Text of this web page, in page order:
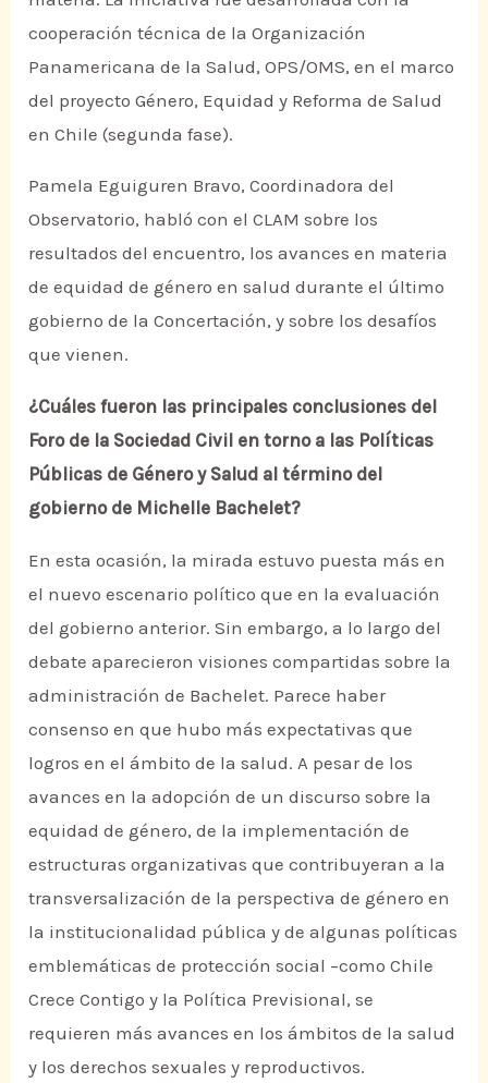
cooperación técnica de la Organización
Panamericana de la Salud, OPS/OMS, en el marco
del proyecto Género, Equidad y Reforma de Salud
en Chile (segunda fase).
Pamela Eguiguren Bravo, Coordinadora del
Observatorio, habló con el CLAM sobre los
resultados del encuentro, los avances en materia
de equidad de género en salud durante el último
gobierno de la Concertación, y sobre los desafíos
que vienen.
¿Cuáles fueron las principales conclusiones del
Foro de la Sociedad Civil en torno a las Políticas
Públicas de Género y Salud al término del
gobierno de Michelle Bachelet?
En esta ocasión, la mirada estuvo puesta más en
el nuevo escenario político que en la evaluación
del gobierno anterior. Sin embargo, a lo largo del
debate aparecieron visiones compartidas sobre la
administración de Bachelet. Parece haber
consenso en que hubo más expectativas que
logros en el ámbito de la salud. A pesar de los
avances en la adopción de un discurso sobre la
equidad de género, de la implementación de
estructuras organizativas que contribuyeran a la
transversalización de la perspectiva de género en
la institucionalidad pública y de algunas políticas
emblemáticas de protección social –como Chile
Crece Contigo y la Política Previsional, se
requieren más avances en los ámbitos de la salud
y los derechos sexuales y reproductivos.